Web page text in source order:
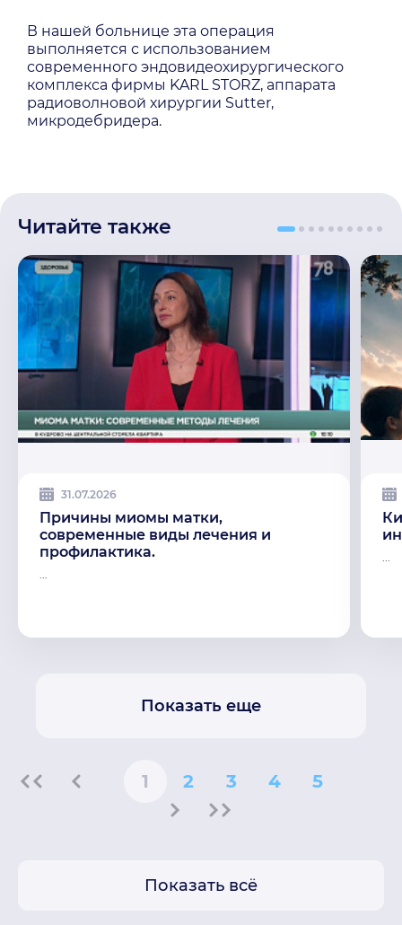
В нашей больнице эта операция
выполняется с использованием
современного эндовидеохирургического
комплекса фирмы KARL STORZ, аппарата
радиоволновой хирургии Sutter,
микродебридера.
Читайте также
31.07.2026
Причины миомы матки,
современные виды лечения и
профилактика.
Показать еще
1 2 3 4 5
Показать всё